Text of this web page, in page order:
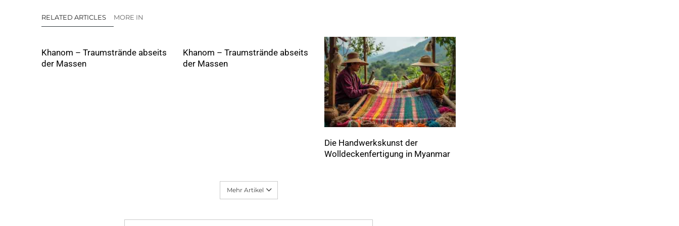
RELATED ARTICLES MORE IN
Khanom – Traumstrände abseits
der Massen
Khanom – Traumstrände abseits
der Massen
Die Handwerkskunst der
Wolldeckenfertigung in Myanmar
Mehr Artikel